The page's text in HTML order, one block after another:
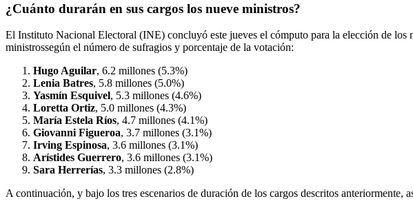
¿Cuánto durarán en sus cargos los nueve ministros?
El Instituto Nacional Electoral (INE) concluyó este jueves el cómputo para la elección de
ministrossegún el número de sufragios y porcentaje de la votación:
Hugo Aguilar, 6.2 millones (5.3%)
Lenia Batres, 5.8 millones (5.0%)
Yasmín Esquivel, 5.3 millones (4.6%)
Loretta Ortiz, 5.0 millones (4.3%)
María Estela Ríos, 4.7 millones (4.1%)
Giovanni Figueroa, 3.7 millones (3.1%)
Irving Espinosa, 3.6 millones (3.1%)
Arístides Guerrero, 3.6 millones (3.1%)
Sara Herrerías, 3.3 millones (2.8%)
A continuación, y bajo los tres escenarios de duración de los cargos descritos anteriormente,